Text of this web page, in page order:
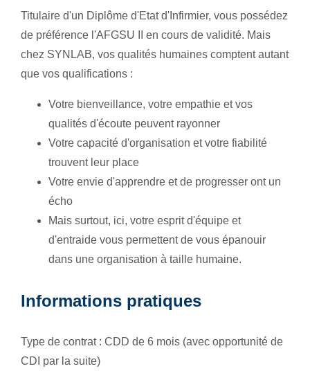
Titulaire d'un Diplôme d'Etat d'Infirmier, vous possédez
de préférence l'AFGSU II en cours de validité. Mais
chez SYNLAB, vos qualités humaines comptent autant
que vos qualifications :
Votre bienveillance, votre empathie et vos
qualités d'écoute peuvent rayonner
Votre capacité d'organisation et votre fiabilité
trouvent leur place
Votre envie d'apprendre et de progresser ont un
écho
Mais surtout, ici, votre esprit d'équipe et
d'entraide vous permettent de vous épanouir
dans une organisation à taille humaine.
Informations pratiques
Type de contrat : CDD de 6 mois (avec opportunité de
CDI par la suite)